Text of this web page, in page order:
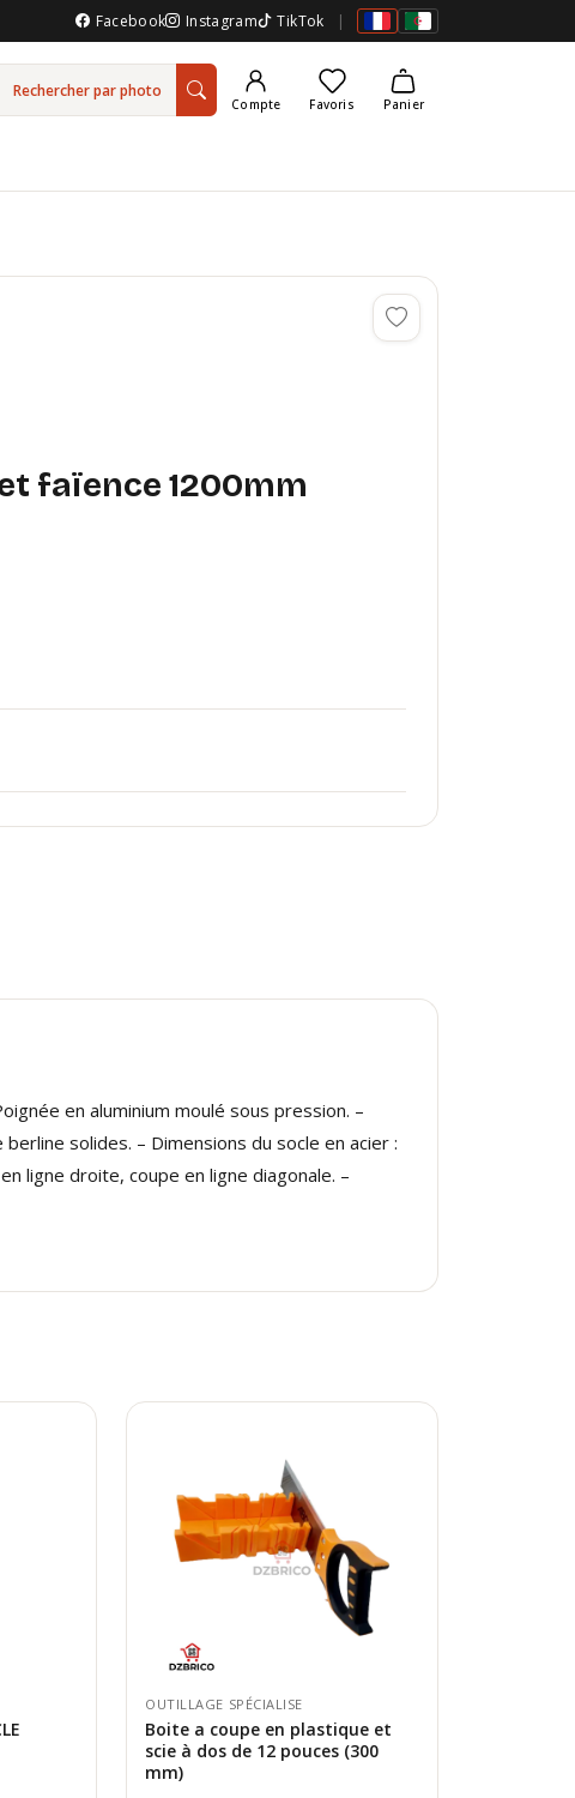
Facebook Instagram TikTok |
Rechercher par photo
Compte Favoris Panier
faïence 1200mm
en aluminium moulé sous pression. –
solides. – Dimensions du socle en acier :
ligne droite, coupe en ligne diagonale. –
OUTILLAGE SPÉCIALISE
Boite a coupe en plastique et
scie à dos de 12 pouces (300
mm)